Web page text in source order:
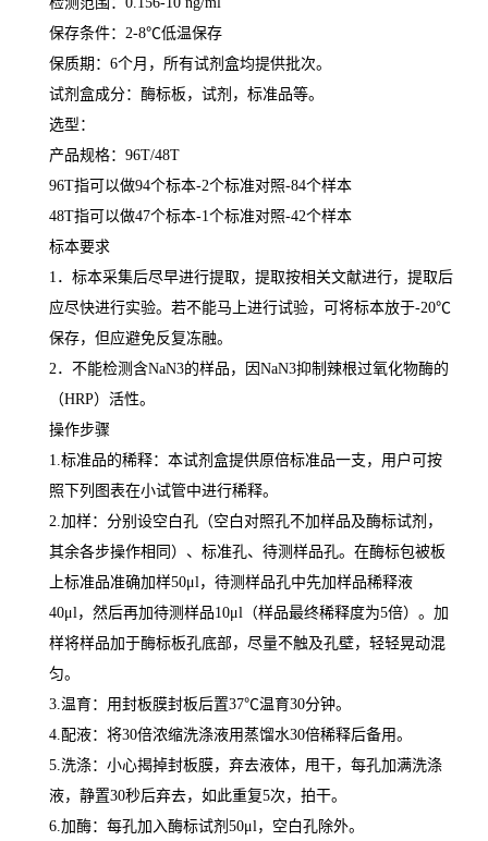
保存条件： 2-8℃低温保存
保质期： 6个月，所有试剂盒均提供批次。
试剂盒成分：酶标板，试剂，标准品等。
选型：
产品规格： 96T/48T
96T指可以做94个标本-2个标准对照-84个样本
48T指可以做47个标本-1 个标准对照-42个样本
标本要求
1 ．标本采集后尽早进行提取，提取按相关文献进行，提取后
应尽快进行实验。若不能马上进行试验，可将标本放于-20℃
保存，但应避免反复冻融。
2 ．不能检测含NaN3的样品，因 NaN3抑制辣根过氧化物酶的
（HRP）活性。
操作步骤
1. 标准品的稀释：本试剂盒提供原倍标准品一支，用户可按
照下列图表在小试管中进行稀释。
2. 加样：分别设空白孔（空白对照孔不加样品及酶标试剂，
其余各步操作相同）、标准孔、待测样品孔。在酶标包被板
上标准品准确加样50μl ，待测样品孔中先加样品稀释液
40μl ，然后再加待测样品10μl （样品最终稀释度为5倍）。加
样将样品加于酶标板孔底部，尽量不触及孔壁，轻轻晃动混
匀。
3. 温育：用封板膜封板后置37℃温育30分钟。
4. 配液：将30倍浓缩洗涤液用蒸馏水30倍稀释后备用。
5. 洗涤：小心揭掉封板膜，弃去液体，甩干，每孔加满洗涤
液，静置30秒后弃去，如此重复5次，拍干。
6. 加酶：每孔加入酶标试剂 50μl ，空白孔除外。